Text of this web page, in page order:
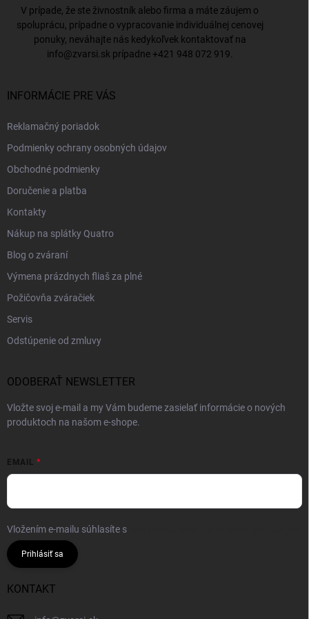
V prípade, že ste živnostník alebo firma a máte záujem o
spoluprácu, prípadne o vypracovanie individuálnej cenovej
ponuky, neváhajte nás kedykoľvek kontaktovať na
info@zvarsi.sk prípadne +421 948 072 919
INFORMÁCIE PRE VÁS
Reklamačný poriadok
Podmienky ochrany osobných údajov
Obchodné podmienky
Doručenie a platba
Kontakty
Nákup na splátky Quatro
Blog o zváraní
Výmena prázdnych fliaš za plné
Požičovňa zváračiek
Servis
Odstúpenie od zmluvy
ODOBERAŤ NEWSLETTER
Vložte svoj e-mail a my Vám budeme zasielať informácie o nových
produktoch na našom e-shope.
EMAIL
Vložením e-mailu súhlasíte s
Prihlásiť sa
KONTAKT